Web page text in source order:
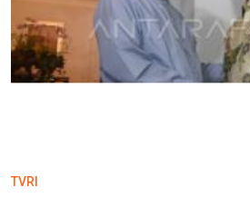
TVRI